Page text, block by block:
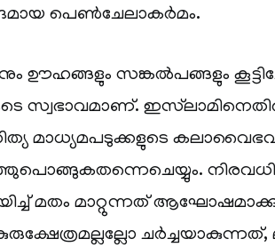
പെൺചേലാകർമം.
ഊഹങ്ങളും സങ്കൽപങ്ങളും
സ്വഭാവമാണ്.
മാധ്യമപടുക്കളുടെ
മതം മാറ്റുന്നത്
ചർച്ചയാകുന്നത്,